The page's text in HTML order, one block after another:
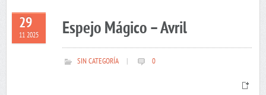
29
11 2025 Espejo Mágico – Avril
SIN CATEGORÍA 0